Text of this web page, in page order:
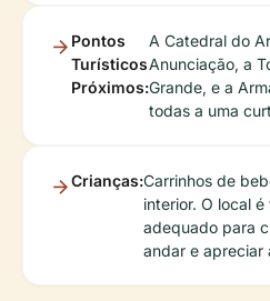
Pontos
Turísticos
Próximos:
A Catedral do
Anunciação, a
Grande, e a
todas a uma
Crianças:Carrinhos de
interior. O local
adequado para
andar e apreciar